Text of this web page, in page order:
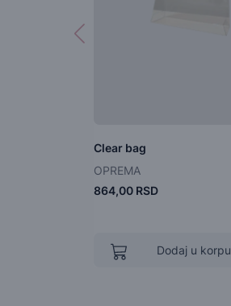
Clear bag
OPREMA
864,00 RSD
Dodaj u korpu